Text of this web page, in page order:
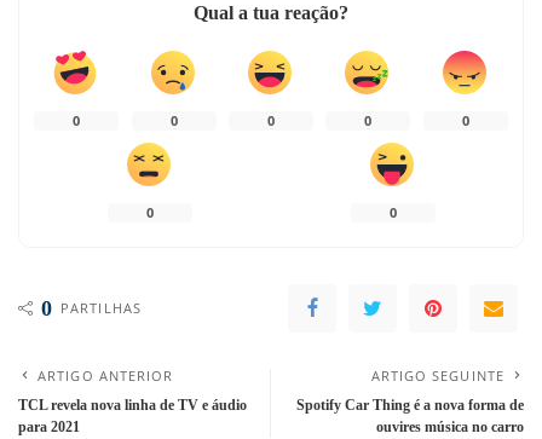
Qual a tua reação?
0 0 0 0 0
0 0
0 PARTILHAS
ARTIGO ANTERIOR
TCL revela nova linha de TV e áudio
para 2021
ARTIGO SEGUINTE
Spotify Car Thing é a nova forma de
ouvires música no carro